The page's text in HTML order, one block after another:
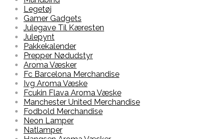
Legetøj
Gamer Gadgets
Julegave Til Kæresten
Julepynt
Pakkekalender
Prepper Nødudstyr
Aroma Væsker
Fc Barcelona Merchandise
Ivg Aroma Væske
Fcukin Flava Aroma Væske
Manchester United Merchandise
Fodbold Merchandise
Neon Lamper
Natlamper